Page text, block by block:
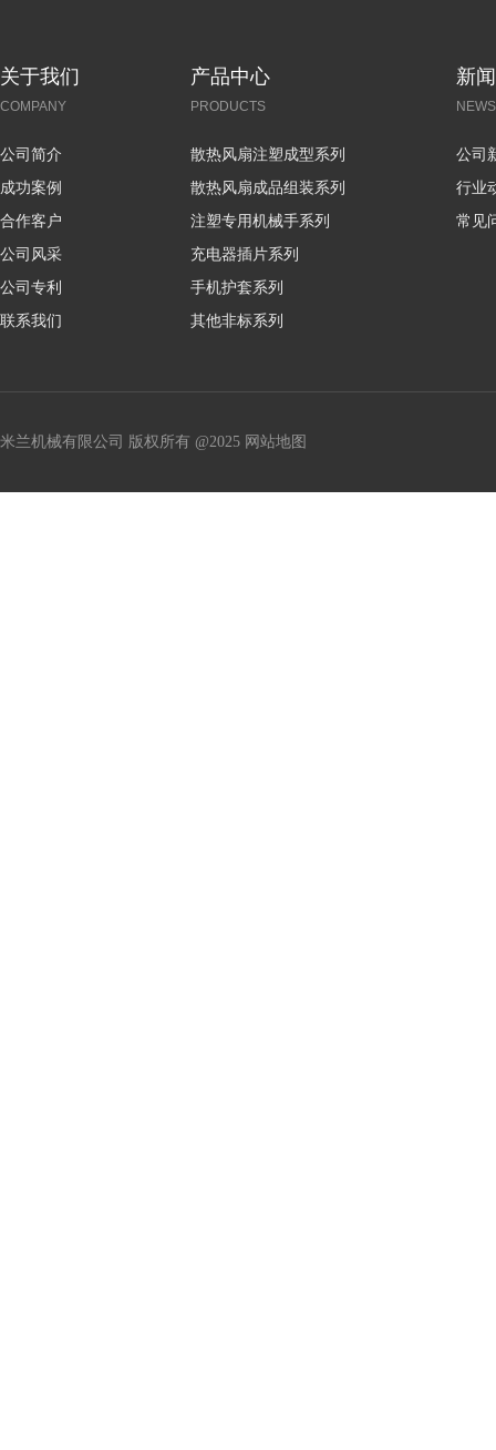
关于我们
COMPANY
公司简介
成功案例
合作客户
公司风采
公司专利
联系我们
产品中心
PRODUCTS
散热风扇注塑成型系列
散热风扇成品组装系列
注塑专用机械手系列
充电器插片系列
手机护套系列
其他非标系列
新
NEWS
公司
行业
常见
米兰机械有限公司 版权所有 @2025 网站地图